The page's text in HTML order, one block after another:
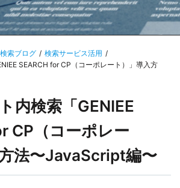
索ブログ
検索サービス活用
SEARCH for CP（コーポレート）」導入方
内検索「GENIEE
CP（コーポレー
法〜JavaScript編〜